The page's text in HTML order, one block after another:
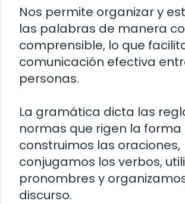
Nos permite organizar y
las palabras de manera
comprensible, lo que
comunicación efectiva
personas.
La gramática dicta las
normas que rigen la forma
construimos las oraciones,
conjugamos los verbos,
pronombres y
discurso.